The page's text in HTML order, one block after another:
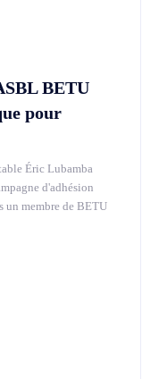
BETU
pour
Éric Lubamba
d'adhésion
un membre de BETU